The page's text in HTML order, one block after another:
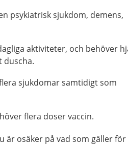
psykiatrisk sjukdom, demens,
aktiviteter, och behöver
duscha.
sjukdomar samtidigt som
flera doser vaccin.
är osäker på vad som gäller för